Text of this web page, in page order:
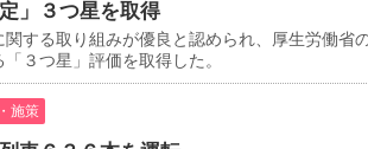
」３つ星を取得
する取り組みが優良と認められ、厚生労働省
３つ星」評価を取得した。
施策